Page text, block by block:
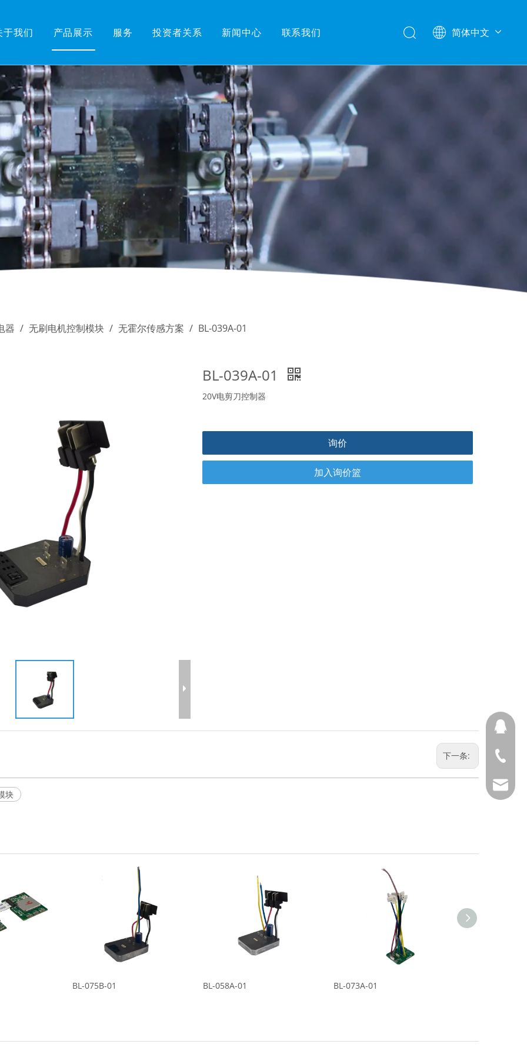
于我们 产品展示 服务 投资者关系 新闻中心 联系我们 简体中文
器 / 无刷电机控制模块 / 无霍尔传感方案 / BL-039A-01
BL-039A-01
20V电剪刀控制器
询价
加入询价篮
下一条:
块
BL-075B-01 BL-058A-01 BL-073A-01
0512-